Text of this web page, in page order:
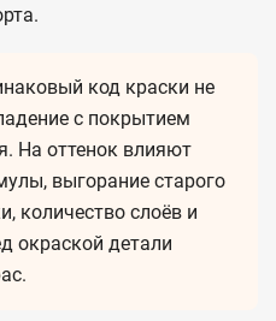
код краски не
с покрытием
На оттенок влияют
выгорание старого
количество слоёв и
окраской детали